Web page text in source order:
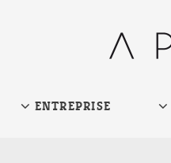
ENTREPRISE